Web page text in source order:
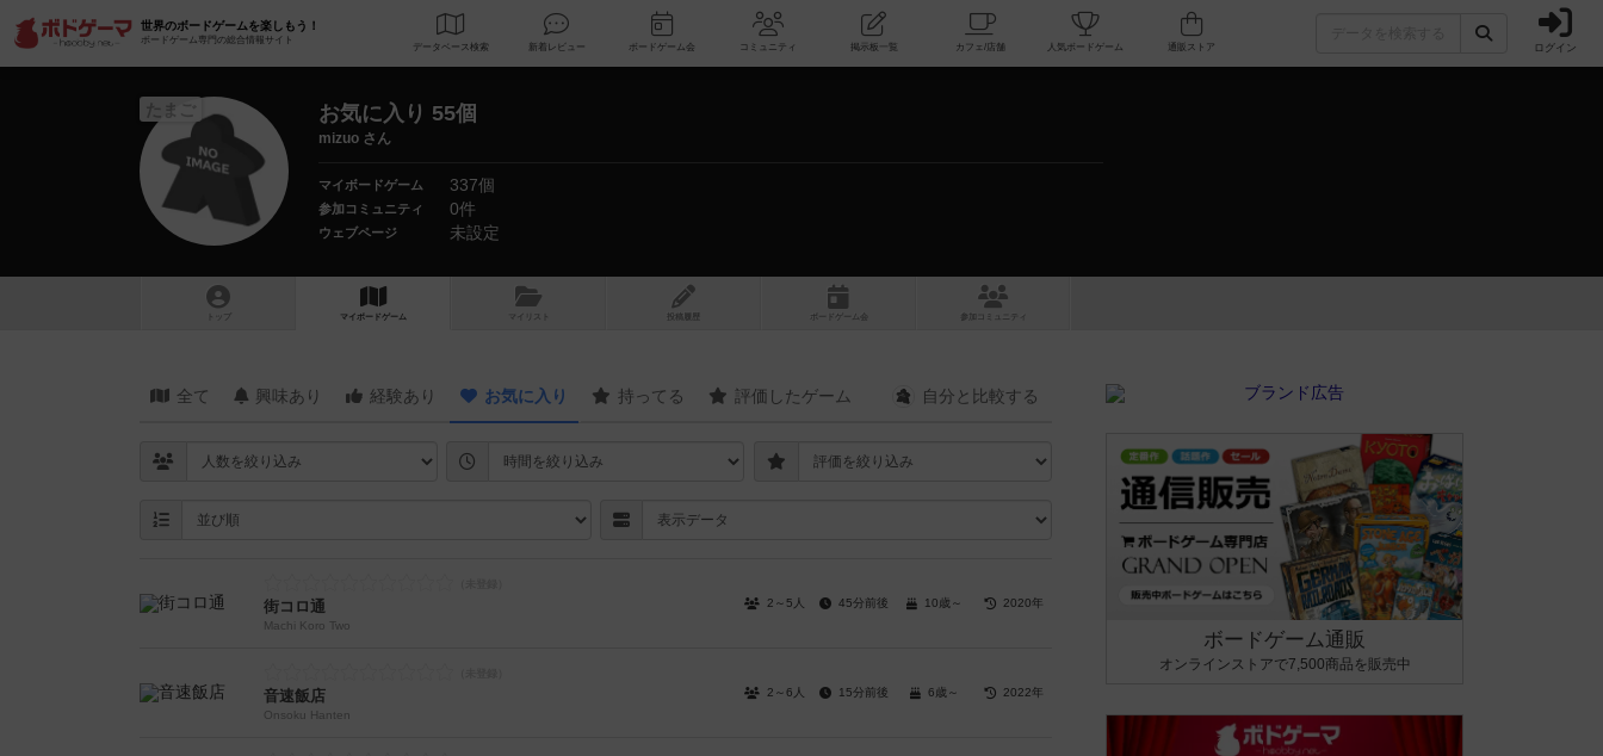
世界のボードゲームを楽しもう！
ボードゲーム専門の総合情報サイト
データベース 検索 新着レビュー ボードゲーム会 コミュニティ 掲示板一覧 カフェ/店舗 人気ボードゲーム ログイン
たまご お気に入り 55個
mizuo さん
マイボードゲーム 337個
参加コミュニティ 0件
ウェブページ 未設定
トップ マイボードゲーム マイリスト 投稿履歴 ボ ドゲ ーム コミュニティ
全て 興味あり 経験あり お気に入り 持ってる 評価したゲーム 自分と 比較する
街コロ通
Machi Koro Two
2～5人 45分前後 10歳～ 2020年
音速飯店
Onsoku Hanten
2～6人 15分前後 6歳～ 2022年
ボードゲーム通販
オンラインストアで7,500商品を販売中